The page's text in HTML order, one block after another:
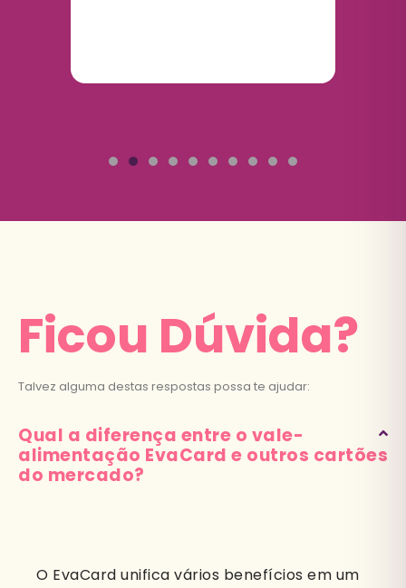
Ficou Dúvida?
Talvez alguma destas respostas possa te ajudar:
Qual a diferença entre o vale-
alimentação EvaCard e outros cartões
do mercado?
O EvaCard unifica vários benefícios em um